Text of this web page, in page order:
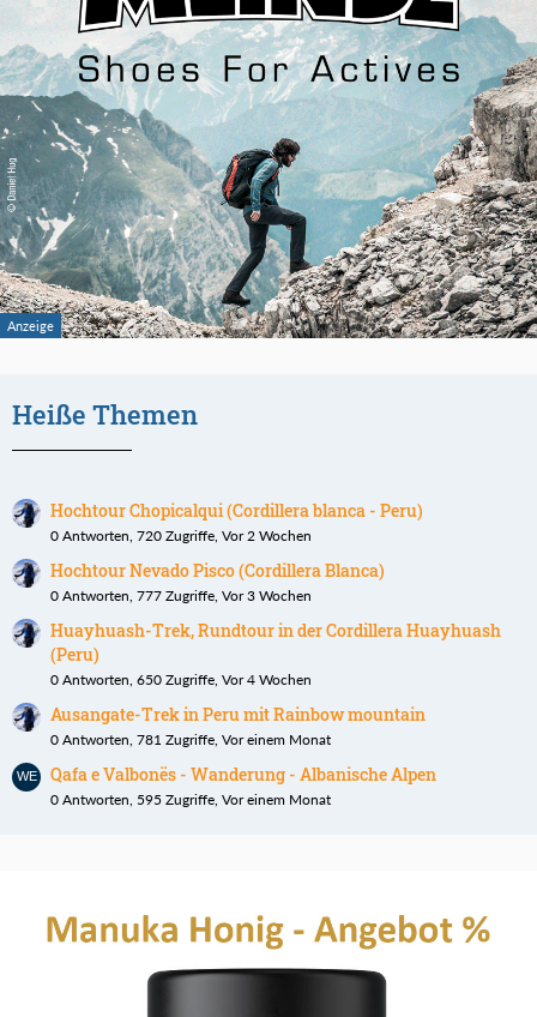
Heiße Themen
Hochtour Chopicalqui (Cordillera blanca - Peru)
0 Antworten, 720 Zugriffe, Vor 2 Wochen
Hochtour Nevado Pisco (Cordillera Blanca)
0 Antworten, 777 Zugriffe, Vor 3 Wochen
Huayhuash-Trek, Rundtour in der Cordillera Huayhuash
(Peru)
0 Antworten, 650 Zugriffe, Vor 4 Wochen
Ausangate-Trek in Peru mit Rainbow mountain
0 Antworten, 781 Zugriffe, Vor einem Monat
Qafa e Valbonës - Wanderung - Albanische Alpen
0 Antworten, 595 Zugriffe, Vor einem Monat